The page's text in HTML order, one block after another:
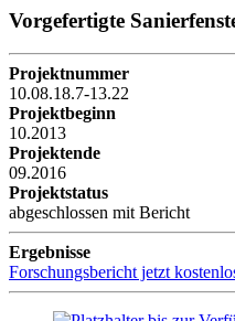
Vorgefertigte
Projektnummer
10.08.18.7-13.22
Projektbeginn
10.2013
Projektende
09.2016
Projektstatus
abgeschlossen mit Bericht
Ergebnisse
Forschungsbericht jetzt